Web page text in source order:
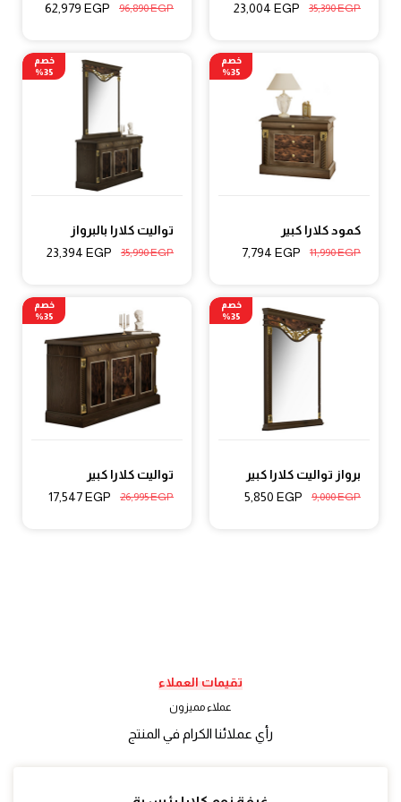
35,390EGP
23,004 EGP
96,890EGP
62,979 EGP
كمود كلارا كبير
11,990EGP
7,794 EGP
خصم
35%
تواليت كلارا بالبرواز
35,990EGP
23,394 EGP
خصم
35%
برواز تواليت كلارا كبير
9,000EGP
5,850 EGP
خصم
35%
تواليت كلارا كبير
26,995EGP
17,547EGP
خصم
35%
تقيمات العملاء
عملاء مميزون
رأي عملائنا الكرام في المنتج